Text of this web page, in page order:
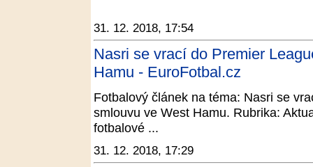
31. 12. 2018, 17:54
Nasri se vrací do Premier
Hamu - EuroFotbal.cz
Fotbalový článek na téma: Nasri se
smlouvu ve West Hamu. Rubrika:
fotbalové ...
31. 12. 2018, 17:29